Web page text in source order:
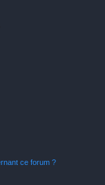
ce forum ?